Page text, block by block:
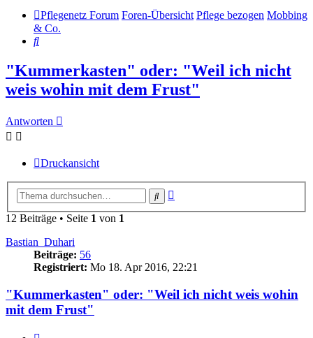
Pflegenetz Forum Foren-Übersicht Pflege bezogen Mobbing
& Co.
Suche
"Kummerkasten" oder: "Weil ich nicht
weis wohin mit dem Frust"
Antworten
Druckansicht
Suche
12 Beiträge • Seite 1 von 1
Bastian_Duhari
Beiträge: 56
Registriert: Mo 18. Apr 2016, 22:21
"Kummerkasten" oder: "Weil ich nicht weis wohin
mit dem Frust"